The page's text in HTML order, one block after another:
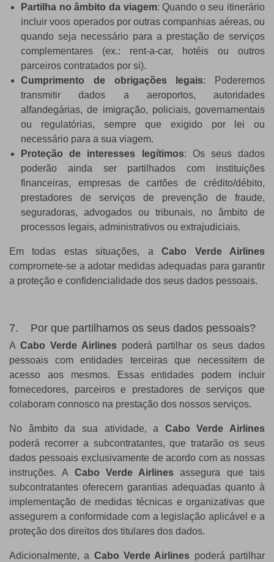
Partilha no âmbito da viagem: Quando o seu itinerário
incluir voos operados por outras companhias aéreas, ou
quando seja necessário para a prestação de serviços
complementares (ex.: rent-a-car, hotéis ou outros
parceiros contratados por si).
Cumprimento de obrigações legais: Poderemos
transmitir dados a aeroportos, autoridades
alfandegárias, de imigração, policiais, governamentais
ou regulatórias, sempre que exigido por lei ou
necessário para a sua viagem.
Proteção de interesses legítimos: Os seus dados
poderão ainda ser partilhados com instituições
financeiras, empresas de cartões de crédito/débito,
prestadores de serviços de prevenção de fraude,
seguradoras, advogados ou tribunais, no âmbito de
processos legais, administrativos ou extrajudiciais.
Em todas estas situações, aCabo Verde Airlines
compromete-se a adotar medidas adequadas para garantir
a proteção e confidencialidade dos seus dados pessoais.
7. Por que partilhamos os seus dados pessoais?
A Cabo Verde Airlinespoderá partilhar os seus dados
pessoais com entidades terceiras que necessitem de
acesso aos mesmos. Essas entidades podem incluir
fornecedores, parceiros e prestadores de serviços que
colaboram connosco na prestação dos nossos serviços.
No âmbito da sua atividade, a Cabo Verde Airlines
poderá recorrer a subcontratantes, que tratarão os seus
dados pessoais exclusivamente de acordo com as nossas
instruções. A Cabo Verde Airlines assegura que tais
subcontratantes oferecem garantias adequadas quanto à
implementação de medidas técnicas e organizativas que
assegurem a conformidade com a legislação aplicável e a
proteção dos direitos dos titulares dos dados.
Adicionalmente, a Cabo Verde Airlines poderá partilhar